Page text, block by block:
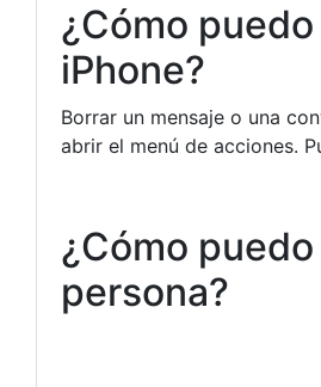
¿Cómo
iPhone?
Borrar un mensaje o una
abrir el menú de acciones.
¿Cómo
persona?